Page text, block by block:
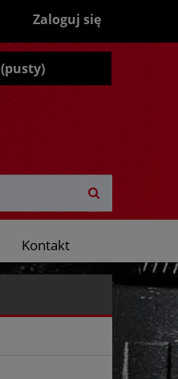
Zaloguj się
(pusty)
Kontakt